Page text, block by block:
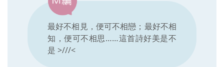
最好不相見，便可不相戀；最好不相
知，便可不相思……這首詩好美是不
是 >///<